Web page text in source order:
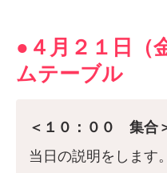
●４月２１日
ムテーブル
＜１０：００ 集合
当日の説明をします